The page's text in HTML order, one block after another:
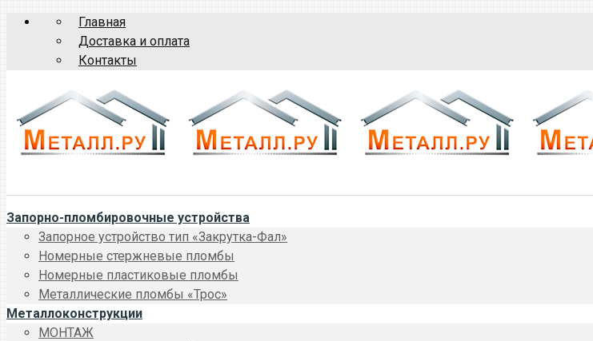
Главная
Доставка и оплата
Контакты
Запорно-пломбировочные устройства
Запорное устройство тип «Закрутка-Фал»
Номерные стержневые пломбы
Номерные пластиковые пломбы
Металлические пломбы «Трос»
Металлоконструкции
МОНТАЖ